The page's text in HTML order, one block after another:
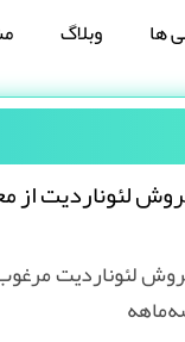
ها وبلاگ
لئوناردیت از
لئوناردیت